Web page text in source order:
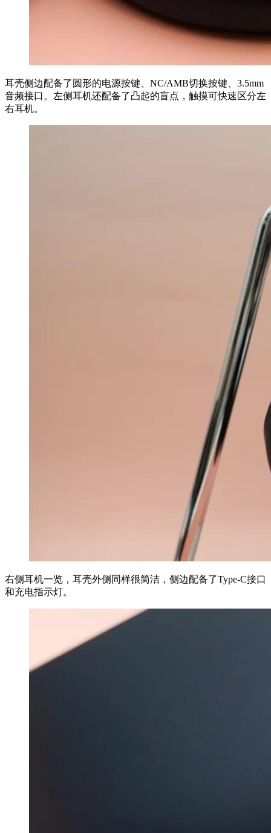
耳壳侧边配备了圆形的电源按键、NC/AMB切换按键、3.5mm
音频接口。左侧耳机还配备了凸起的盲点，触摸可快速区分左
右耳机。
右侧耳机一览，耳壳外侧同样很简洁，侧边配备了Type-C接口
和充电指示灯。